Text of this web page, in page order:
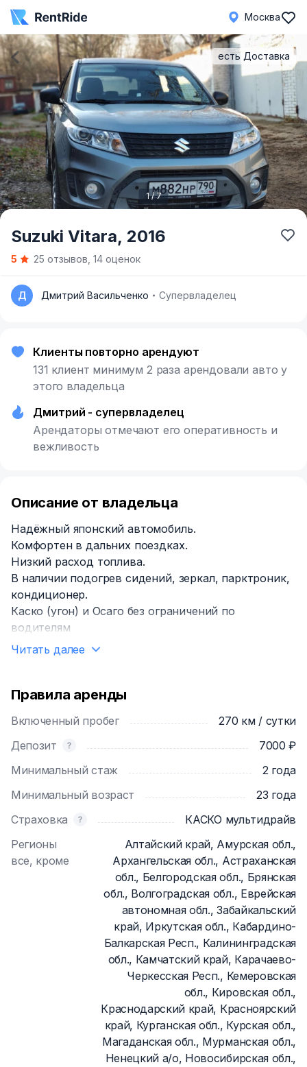
Москва
Item
1 / 7
есть Доставка
Suzuki Vitara, 2016
5 25 отзывов, 14 оценок
Д Дмитрий Васильченко Супервладелец
Клиенты повторно арендуют
131 клиент минимум 2 раза арендовали авто у
этого владельца
Дмитрий - супервладелец
Арендаторы отмечают его оперативность и
вежливость
Описание от владельца
Надёжный японский автомобиль.
Комфортен в дальних поездках.
Низкий расход топлива.
В наличии подогрев сидений, зеркал, парктроник,
кондиционер.
Каско (угон) и Осаго без ограничений по
водителям
Читать далее
Правила аренды
Включенный пробег
270 км / сутки
Депозит
7000 ₽
Минимальный стаж
2 года
Минимальный возраст
23 года
Страховка
КАСКО мультидрайв
Регионы
все, кроме
Алтайский край, Амурская обл.,
Архангельская обл., Астраханская
обл., Белгородская обл., Брянская
обл., Волгоградская обл., Еврейская
автономная обл., Забайкальский
край, Иркутская обл., Кабардино-
Балкарская Респ., Калининградская
обл., Камчатский край, Карачаево-
Черкесская Респ., Кемеровская
обл., Кировская обл.,
Краснодарский край, Красноярский
край, Курганская обл., Курская обл.,
Магаданская обл., Мурманская обл.,
Ненецкий а/о, Новосибирская обл.,